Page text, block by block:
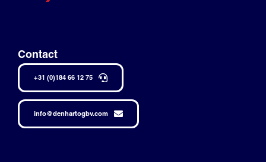
Contact
+31 (0)184 66 12 75
info@denhartogbv.com